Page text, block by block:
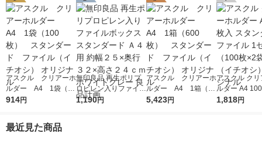
アスクル クリアーホ
ルダー A4 1袋（10
0枚） スタンダー
914円
無印良品 再生ポリプ
ロピレン入りファイル
ボックススタンダード
1,190円
アスクル クリアーホ
ルダー A4 1箱（60
0枚） スタンダー
5,423円
アスクル ク
ルダー A4
タンダード
1,818円
最近見た商品